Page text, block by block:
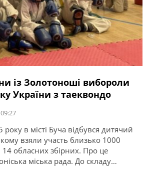
із Золотоноші вибороли
України з таеквондо
в місті Буча відбувся дитячий
взяли участь близько 1000
14 обласних збірних. Про це
міська рада. До складу